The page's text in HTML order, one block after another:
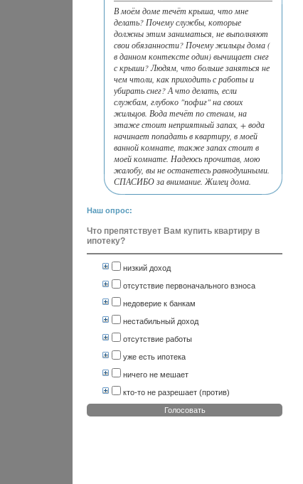
В моём доме течёт крыша, что мне
делать? Почему службы, которые
должны этим заниматься, не выполняют
свои обязанности? Почему жильцы дома (
в данном контексте один) вычищает снег
с крыши? Людям, что больше заняться не
чем чтоли, как приходить с работы и
убирать снег? А что делать, если
службам, глубоко "пофиг" на своих
жильцов. Вода течёт по стенам, на
этаже стоит неприятный запах, + вода
начинает попадать в квартиру, в моей
ванной комнате, также запах стоит в
моей комнате. Надеюсь прочитав, мою
жалобу, вы не останетесь равнодушными.
СПАСИБО за внимание. Жилец дома.
Наш опрос:
Что препятствует Вам купить квартиру в
ипотеку?
низкий доход
отсутствие первоначального взноса
недоверие к банкам
нестабильный доход
отсутствие работы
уже есть ипотека
ничего не мешает
кто-то не разрешает (против)
Голосовать